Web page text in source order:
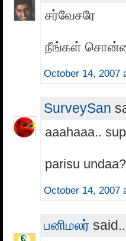
சர்வேசரே
நீங்கள் சொன்ன
October 14, 2007
SurveySan
aaahaaa..
parisu
October 14, 2007
பனிமலர்